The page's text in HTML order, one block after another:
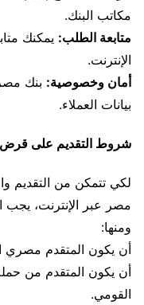
مكاتب البنك.
متابعة الطلب: يمكنك
الإنترنت.
أمان وخصوصية: بنك
بيانات العملاء.
شروط التقديم على
لكي تتمكن من
مصر عبر الإنترنت، يجب
ومنها:
أن يكون المتقدم مصري
أن يكون المتقدم من
القومي.